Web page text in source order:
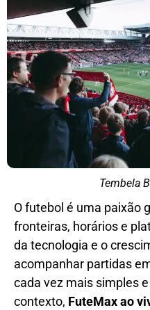
Tembela
O futebol é uma paixão
fronteiras, horários e
da tecnologia e o
acompanhar partidas
cada vez mais simples
contexto, FuteMax ao